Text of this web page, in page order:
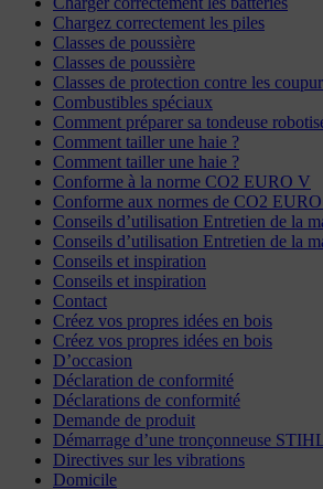
Chargez correctement les piles
Classes de poussière
Classes de poussière
Classes de protection contre les
Combustibles spéciaux
Comment préparer sa tondeuse
Comment tailler une haie ?
Comment tailler une haie ?
Conforme à la norme CO2 EURO V
Conforme aux normes de CO2
Conseils d’utilisation Entretien de la
Conseils d’utilisation Entretien de la
Conseils et inspiration
Conseils et inspiration
Contact
Créez vos propres idées en bois
Créez vos propres idées en bois
D’occasion
Déclaration de conformité
Déclarations de conformité
Demande de produit
Démarrage d’une tronçonneuse
Directives sur les vibrations
Domicile